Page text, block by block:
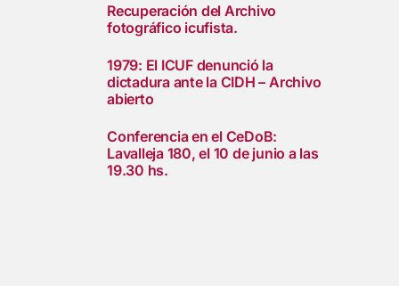
Recuperación del Archivo
fotográfico icufista.
1979: El ICUF denunció la
dictadura ante la CIDH – Archivo
abierto
Conferencia en el CeDoB:
Lavalleja 180, el 10 de junio a las
19.30 hs.